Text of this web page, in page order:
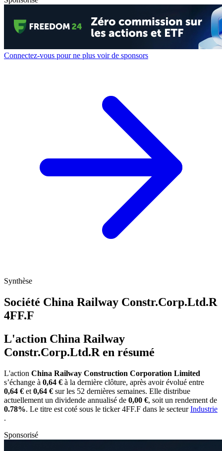
Connectez-vous pour ne plus voir de sponsors
Synthèse
Société China Railway Constr.Corp.Ltd.R
4FF.F
L'action China Railway
Constr.Corp.Ltd.R en résumé
L'action China Railway Construction Corporation Limited
s’échange à 0,64 € à la dernière clôture, après avoir évolué entre
0,64 € et 0,64 € sur les 52 dernières semaines. Elle distribue
actuellement un dividende annualisé de 0,00 €, soit un rendement de
0.78%. Le titre est coté sous le ticker4FF.F dans le secteurIndustrie
.
Sponsorisé